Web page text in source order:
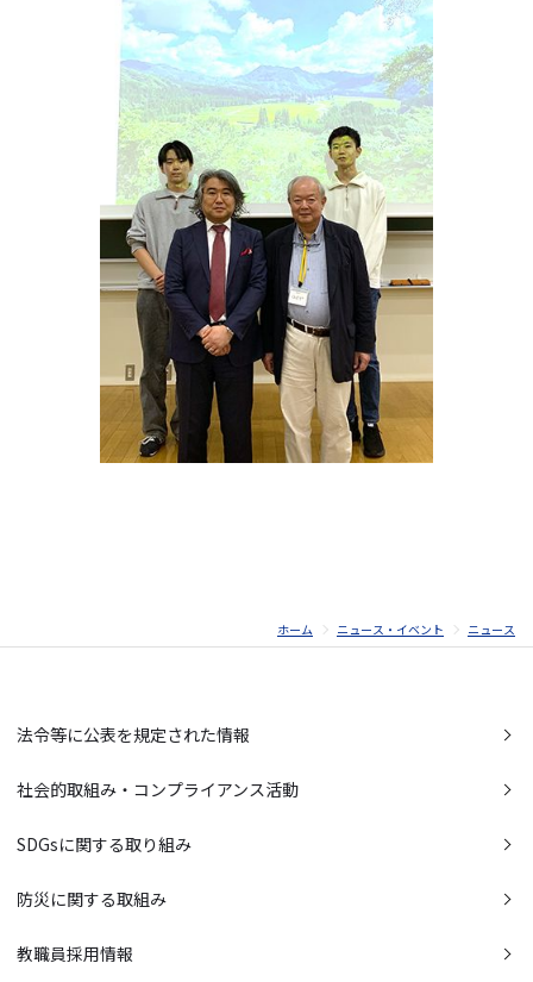
ホーム ニュース・イベント ニュース
法令等に公表を規定された情報
社会的取組み・コンプライアンス活動
SDGsに関する取り組み
防災に関する取組み
教職員採用情報